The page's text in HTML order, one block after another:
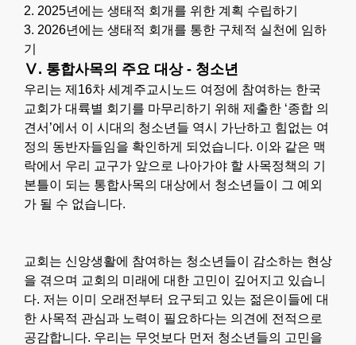
2. 2025년에는 생태적 회개를 위한 계획 수립하기
3. 2026년에는 생태적 회개를 통한 구체적 실천에 임하
기
Ⅴ. 통합사목의 주요 대상 - 청소년
우리는 제16차 세계주교시노드 여정에 참여하는 한국
교회가 대륙별 회기를 마무리하기 위해 제출한 ‘종합 의
견서’에서 이 시대의 청소년들 역시 가난하고 힘없는 여
정의 동반자들임을 확인하게 되었습니다. 이와 같은 맥
락에서 우리 교구가 앞으로 나아가야 할 사목정책의 기
본틀이 되는 통합사목의 대상에서 청소년들이 그 예외
가 될 수 없습니다.
교회는 신앙생활에 참여하는 청소년들이 감소하는 현상
을 겪으며 교회의 미래에 대한 고민이 깊어지고 있습니
다. 저는 이미 오래전부터 요구되고 있는 젊은이들에 대
한 사목적 관심과 노력이 필요하다는 의견에 전적으로
공감합니다. 우리는 무엇보다 먼저 청소년들의 고민을